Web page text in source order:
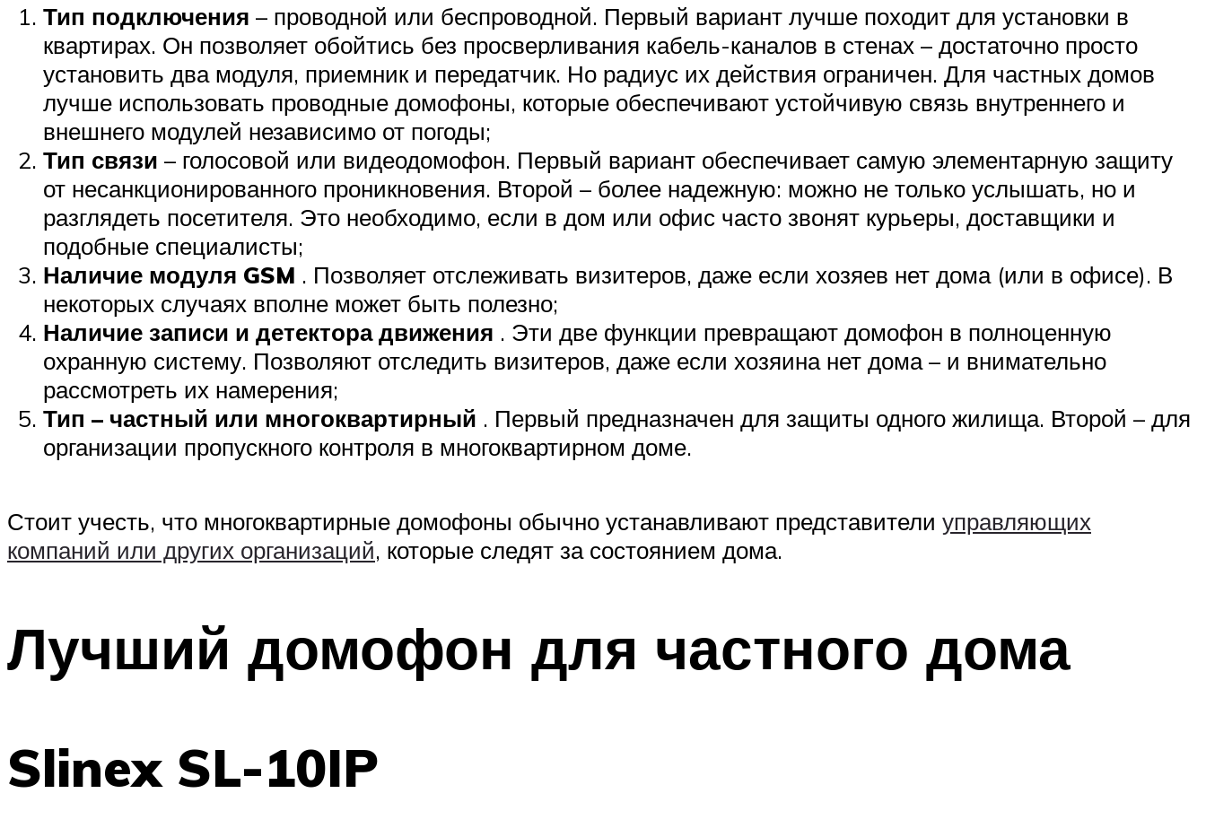
Тип подключения – проводной или беспроводной. Первый вариант лучше походит для установки в
квартирах. Он позволяет обойтись без просверливания кабель-каналов в стенах – достаточно просто
установить два модуля, приемник и передатчик. Но радиус их действия ограничен. Для частных домов
лучше использовать проводные домофоны, которые обеспечивают устойчивую связь внутреннего и
внешнего модулей независимо от погоды;
Тип связи – голосовой или видеодомофон. Первый вариант обеспечивает самую элементарную защиту
от несанкционированного проникновения. Второй – более надежную: можно не только услышать, но и
разглядеть посетителя. Это необходимо, если в дом или офис часто звонят курьеры, доставщики и
подобные специалисты;
Наличие модуля GSM . Позволяет отслеживать визитеров, даже если хозяев нет дома (или в офисе). В
некоторых случаях вполне может быть полезно;
Наличие записи и детектора движения . Эти две функции превращают домофон в полноценную
охранную систему. Позволяют отследить визитеров, даже если хозяина нет дома – и внимательно
рассмотреть их намерения;
Тип – частный или многоквартирный . Первый предназначен для защиты одного жилища. Второй – для
организации пропускного контроля в многоквартирном доме.
Стоит учесть, что многоквартирные домофоны обычно устанавливают представители управляющих
компаний или других организаций, которые следят за состоянием дома.
Лучший домофон для частного дома
Slinex SL-10IP